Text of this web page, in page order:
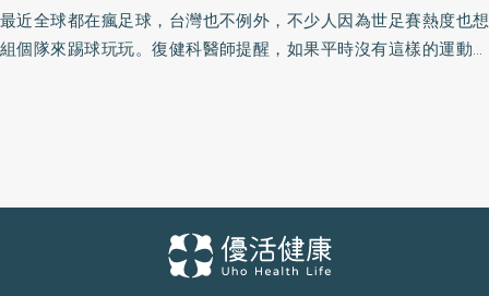
最近全球都在瘋足球，台灣也不例外，不少人因為世足賽熱度也想
組個隊來踢球玩玩。復健科醫師提醒，如果平時沒有這樣的運動習
踢球的動作如果不正確或者是沒穿好運動鞋，非常容易造成外側腳
踝韌帶拉扯受傷，或者是跑步時需閃躲轉向或跳躍，腳踝受傷的風